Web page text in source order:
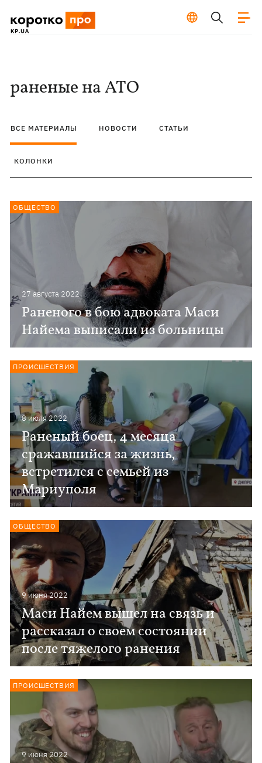
раненые на АТО
ВСЕ МАТЕРИАЛЫ НОВОСТИ СТАТЬИ
КОЛОНКИ
27 августа 2022
Раненого в бою адвоката Маси
Найема выписали из больницы
ОБЩЕСТВО
8 июля 2022
Раненый боец, 4 месяца
сражавшийся за жизнь,
встретился с семьей из
Мариуполя
ПРОИСШЕСТВИЯ
9 июня 2022
Маси Найем вышел на связь и
рассказал о своем состоянии
после тяжелого ранения
ОБЩЕСТВО
9 июня 2022
ПРОИСШЕСТВИЯ